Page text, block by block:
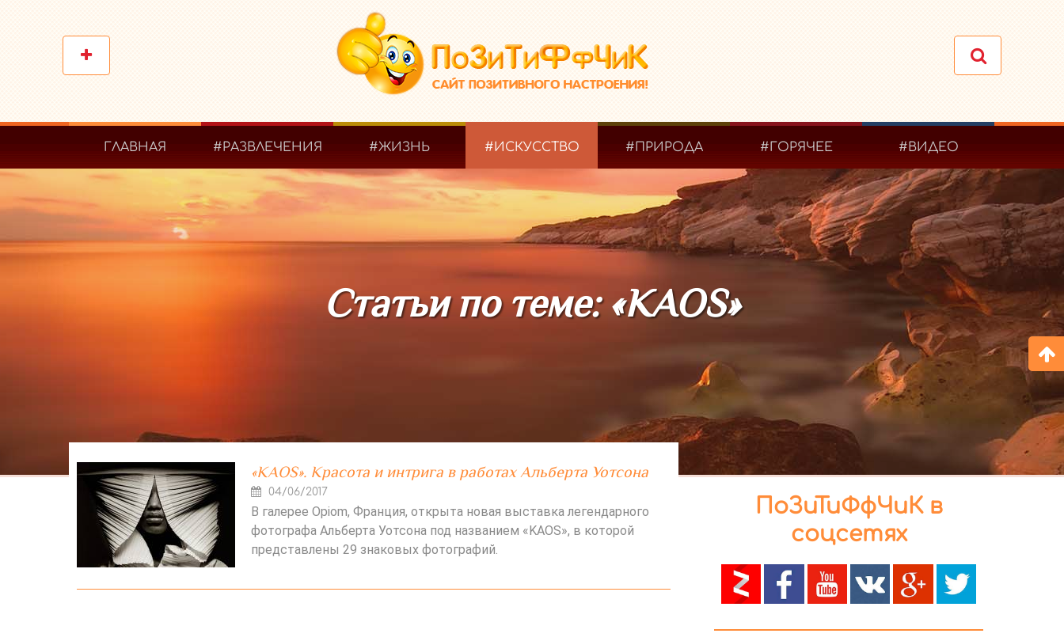
ГЛАВНАЯ #РАЗВЛЕЧЕНИЯ #ЖИЗНЬ #ИСКУССТВО #ПРИРОДА #ГОРЯЧЕЕ #ВИДЕО
Статьи по теме: «KAOS»
«KAOS». Красота и интрига в работах Альберта Уотсона
04/06/2017
В галерее Opiom, Франция, открыта новая выставка легендарного
фотографа Альберта Уотсона под названием «KAOS», в которой
представлены 29 знаковых фотографий.
ПоЗиТиФфЧиК в
соцсетях